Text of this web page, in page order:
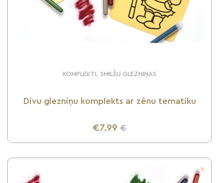
KOMPLEKTI, SMILŠU GLEZNIŅAS
Divu glezniņu komplekts ar zēnu tematiku
€7.99 €
UZZINI VAIRĀK